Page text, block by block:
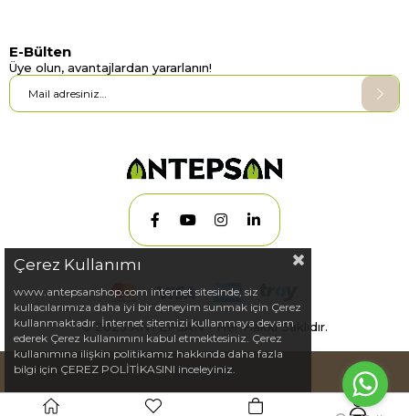
E-Bülten
Üye olun, avantajlardan yararlanın!
© 2025 ANTEPSAN - Her Hakkı Saklıdır.
Çerez Kullanımı
www.antepsanshop.com internet sitesinde, siz
kullacılarımıza daha iyi bir deneyim sunmak için Çerez
kullanmaktadır. İnternet sitemizi kullanmaya devam
ederek Çerez kullanımını kabul etmektesiniz. Çerez
kullanımına ilişkin politikamız hakkında daha fazla
bilgi için ÇEREZ POLİTİKASINI inceleyiniz.